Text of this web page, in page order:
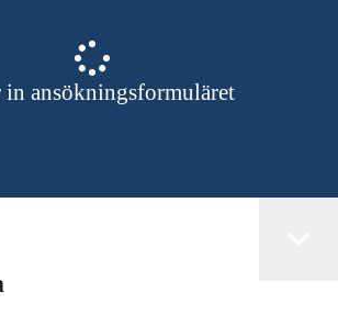
in ansökningsformuläret